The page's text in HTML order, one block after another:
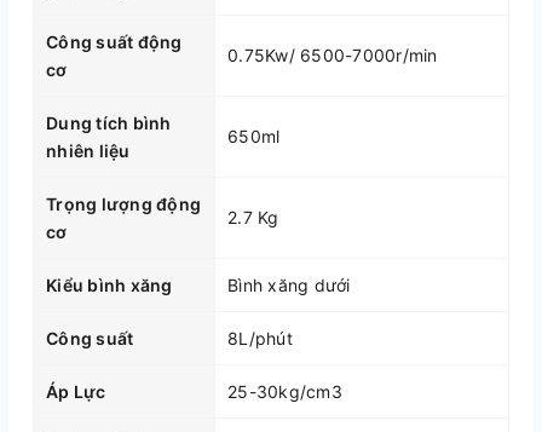
Công suất động
cơ
0.75Kw/ 6500-7000r/min
Dung tích bình
nhiên liệu
650ml
Trọng lượng động
cơ
2.7 Kg
Kiểu bình xăng Bình xăng dưới
Công suất 8L/phút
Áp Lực 25-30kg/cm3